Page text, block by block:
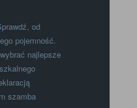
od
pojemność.
najlepsze
szamba